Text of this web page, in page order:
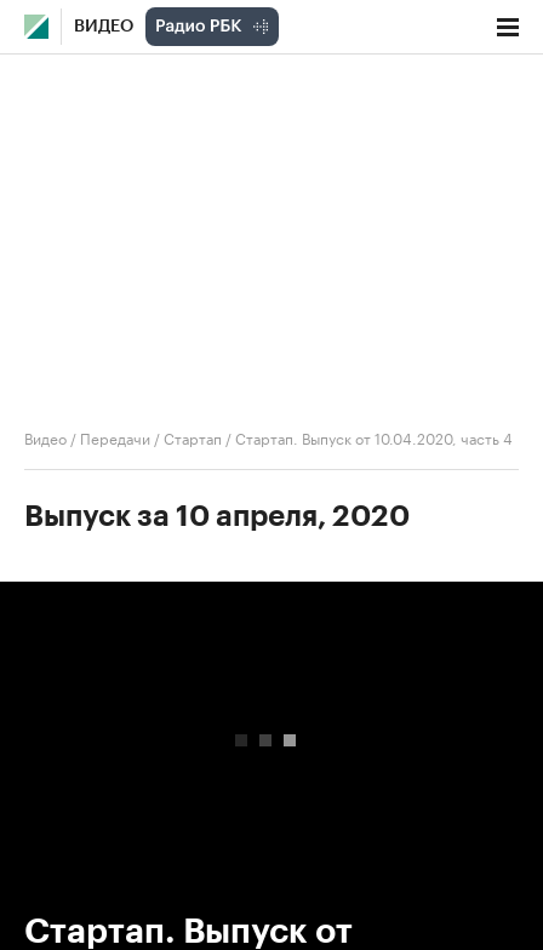
ВИДЕО
Видео / Передачи /Стартап /Стартап. Выпуск от 10.04.2020, часть 4
Выпуск за 10 апреля, 2020
Стартап. Выпуск от